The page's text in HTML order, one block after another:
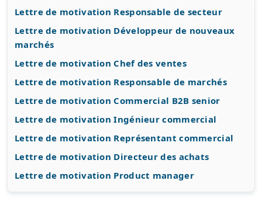
Lettre de motivation Responsable de secteur
Lettre de motivation Développeur de nouveaux
marchés
Lettre de motivation Chef des ventes
Lettre de motivation Responsable de marchés
Lettre de motivation Commercial B2B senior
Lettre de motivation Ingénieur commercial
Lettre de motivation Représentant commercial
Lettre de motivation Directeur des achats
Lettre de motivation Product manager